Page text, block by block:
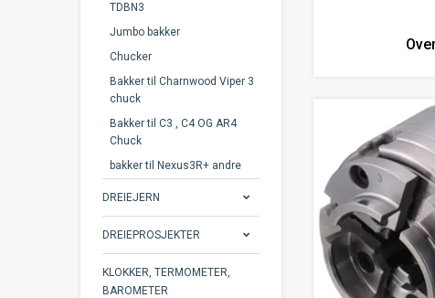
TDBN3
Jumbo bakker
Chucker
Bakker til Charnwood Viper 3
chuck
Bakker til C3 , C4 OG AR4
Chuck
bakker til Nexus3R+ andre
DREIEJERN
DREIEPROSJEKTER
KLOKKER, TERMOMETER,
BAROMETER